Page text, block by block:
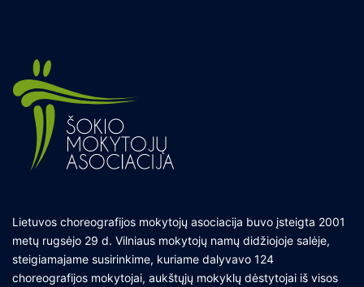
Lietuvos choreografijos mokytojų asociacija buvo įsteigta 2001
metų rugsėjo 29 d. Vilniaus mokytojų namų didžiojoje salėje,
steigiamajame susirinkime, kuriame dalyvavo 124
choreografijos mokytojai, aukštųjų mokyklų dėstytojai iš visos